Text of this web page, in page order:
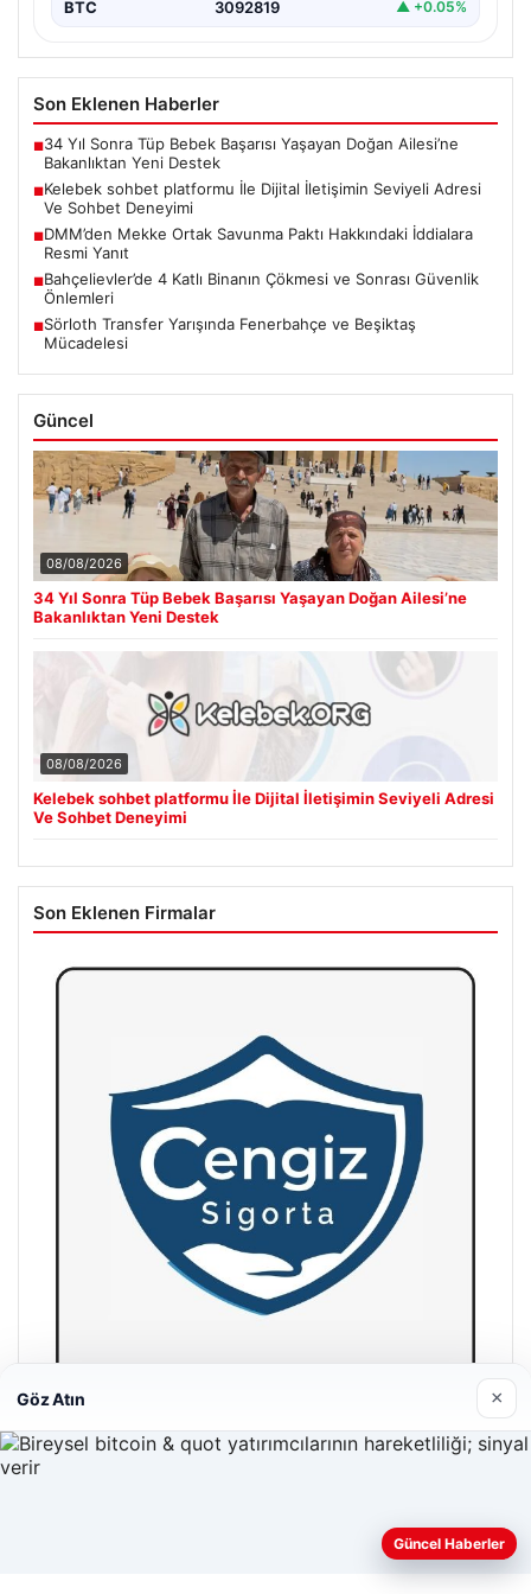
BTC 3092819 ▲ +0.05%
Son Eklenen Haberler
■34 Yıl Sonra Tüp Bebek Başarısı Yaşayan Doğan Ailesi’ne
Bakanlıktan Yeni Destek
■Kelebek sohbet platformu İle Dijital İletişimin Seviyeli Adresi
Ve Sohbet Deneyimi
■DMM’den Mekke Ortak Savunma Paktı Hakkındaki İddialara
Resmi Yanıt
■Bahçelievler’de 4 Katlı Binanın Çökmesi ve Sonrası Güvenlik
Önlemleri
■Sörloth Transfer Yarışında Fenerbahçe ve Beşiktaş
Mücadelesi
Güncel
08/08/2026
34 Yıl Sonra Tüp Bebek Başarısı Yaşayan Doğan Ailesi’ne
Bakanlıktan Yeni Destek
08/08/2026
Kelebek sohbet platformu İle Dijital İletişimin Seviyeli Adresi
Ve Sohbet Deneyimi
Son Eklenen Firmalar
Hastaş Beton
26/05/2026
Web sitemizi nasıl kullandığınızı daha iyi anlayabilmek,
Göz Atın ×
Güncel Haberler